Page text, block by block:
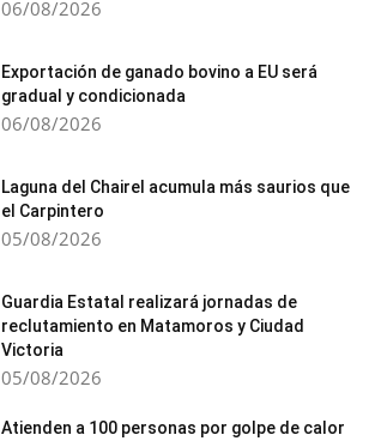
06/08/2026
Exportación de ganado bovino a EU será
gradual y condicionada
06/08/2026
Laguna del Chairel acumula más saurios que
el Carpintero
05/08/2026
Guardia Estatal realizará jornadas de
reclutamiento en Matamoros y Ciudad
Victoria
05/08/2026
Atienden a 100 personas por golpe de calor